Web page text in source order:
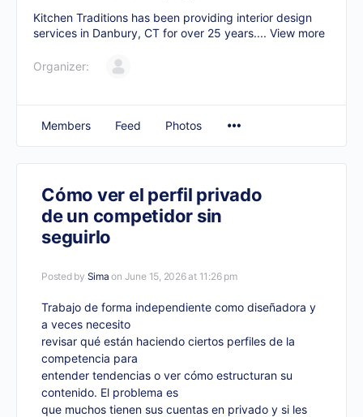
Kitchen Traditions has been providing interior design
services in Danbury, CT for over 25 years.... View more
Organizer:
Members Feed Photos
Cómo ver el perfil privado
de un competidor sin
seguirlo
Posted by Sima on June 15, 2026 at 11:26 pm
Trabajo de forma independiente como diseñadora y
a veces necesito
revisar qué están haciendo ciertos perfiles de la
competencia para
entender tendencias o ver cómo estructuran su
contenido. El problema es
que muchos tienen sus cuentas en privado y si les